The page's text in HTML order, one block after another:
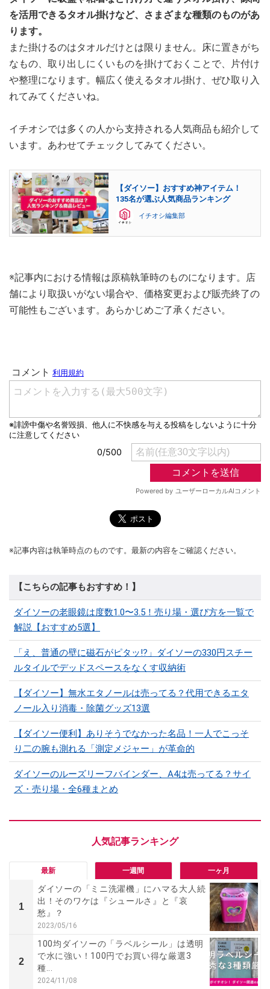
を活用できるタオル掛けなど、さまざまな種類のものがあ
ります。
また掛けるのはタオルだけとは限りません。床に置きがち
なもの、取り出しにくいものを掛けておくことで、片付け
や整理になります。幅広く使えるタオル掛け、ぜひ取り入
れてみてくださいね。
イチオシでは多くの人から支持される人気商品も紹介して
います。あわせてチェックしてみてください。
【ダイソー】おすすめ神アイテム！
135名が選ぶ人気商品ランキング
イチオシ編集部
※記事内における情報は原稿執筆時のものになります。店
舗により取扱いがない場合や、価格変更および販売終了の
可能性もございます。あらかじめご了承ください。
※記事内容は執筆時点のものです。最新の内容をご確認ください。
【こちらの記事もおすすめ！】
ダイソーの老眼鏡は度数1.0〜3.5！売り場・選び方を一覧で
解説【おすすめ5選】
「え、普通の壁に磁石がピタッ!?」ダイソーの330円スチー
ルタイルでデッドスペースをなくす収納術
【ダイソー】無水エタノールは売ってる？代用できるエタ
ノール入り消毒・除菌グッズ13選
【ダイソー便利】ありそうでなかった名品！一人でこっそ
り二の腕も測れる「測定メジャー」が革命的
ダイソーのルーズリーフバインダー、A4は売ってる？サイ
ズ・売り場・全6種まとめ
最新 一週間 一ヶ月
1
ダイソーの「ミニ洗濯機」にハマる大人続
出！そのワケは『シュールさ』と『哀
愁』？
2023/05/16
2
100均ダイソーの「ラベルシール」は透明
で水に強い！100円でお買い得な厳選3
種...
2024/11/08